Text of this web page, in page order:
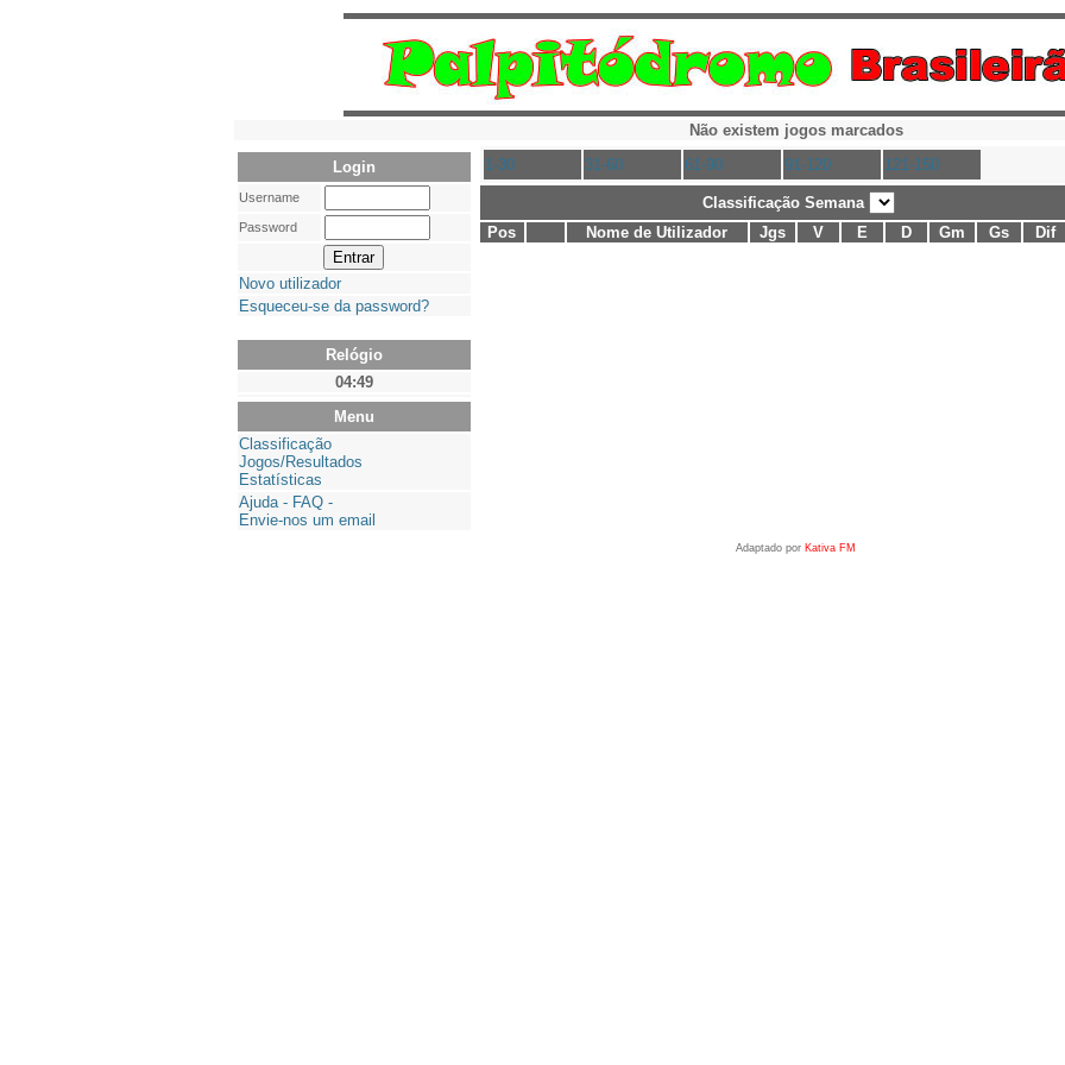
Não existem jogos marcados
Login
Username
Password
Novo utilizador
Esqueceu-se da password?
Relógio
04:49
Menu
Classificação
Jogos/Resultados
Estatísticas
Ajuda - FAQ -
Envie-nos um email
1-30 31-60 61-90 91-120 121-150
Classificação Semana
Pos
Nome de Utilizador Jgs V E D Gm Gs Dif
Adaptado por Kativa FM